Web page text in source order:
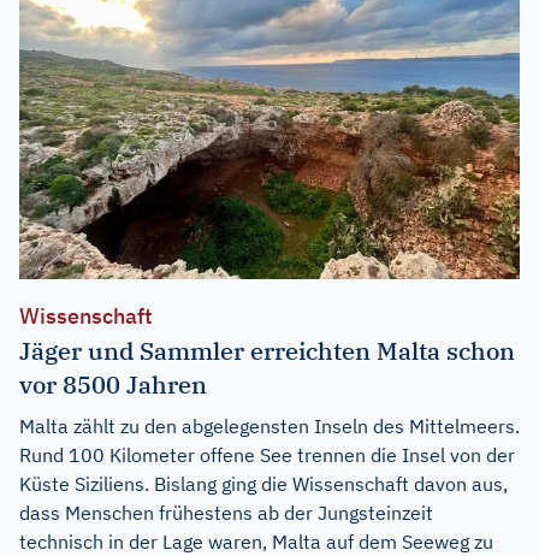
Wissenschaft
Jäger und Sammler erreichten Malta schon
vor 8500 Jahren
Malta zählt zu den abgelegensten Inseln des Mittelmeers.
Rund 100 Kilometer offene See trennen die Insel von der
Küste Siziliens. Bislang ging die Wissenschaft davon aus,
dass Menschen frühestens ab der Jungsteinzeit
technisch in der Lage waren, Malta auf dem Seeweg zu